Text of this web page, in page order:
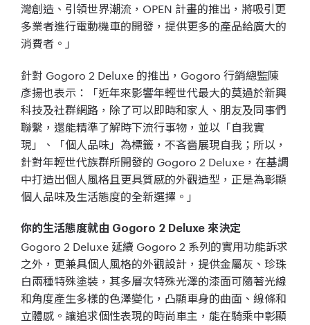
灣創造、引領世界潮流，OPEN 計畫的推出，將吸引更
多業者進行電動機車的開發，提供更多的產品給廣大的
消費者。」
針對 Gogoro 2 Deluxe 的推出，Gogoro 行銷總監陳
彥揚也表示：「近年來影響年輕世代最大的莫過於新興
科技及社群網路，除了可以即時和家人、朋友及同事們
聯繫，還能精準了解時下流行事物，並以「自我實
現」、「個人品味」為標籤，不吝嗇展現自我；所以，
針對年輕世代族群所開發的 Gogoro 2 Deluxe，在基調
中打造出個人風格且更具質感的外觀造型，正是為彰顯
個人品味及生活態度的全新選擇。」
你的生活態度就由 Gogoro 2 Deluxe 來決定
Gogoro 2 Deluxe 延續 Gogoro 2 系列的實用功能訴求
之外，更兼具個人風格的外觀設計，提供金屬灰、珍珠
白兩種特殊塗裝，其多層次特殊光澤的漆面可隨著光線
和角度產生多樣的色澤變化，凸顯車身的曲面、線條和
立體感。讓追求個性表現的時尚車主，能在騎乘中彰顯